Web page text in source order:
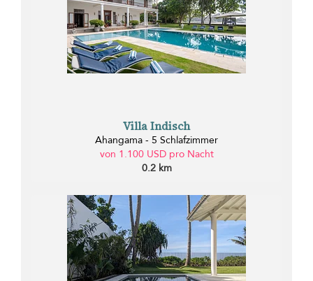
Villa Indisch
Ahangama - 5 Schlafzimmer
von 1.100 USD pro Nacht
0.2 km